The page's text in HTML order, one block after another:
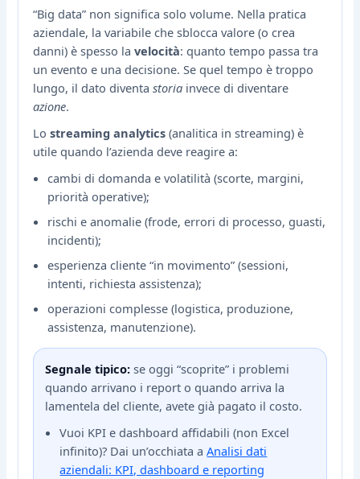
“Big data” non significa solo volume. Nella pratica
aziendale, la variabile che sblocca valore (o crea
danni) è spesso lavelocità: quanto tempo passa tra
un evento e una decisione. Se quel tempo è troppo
lungo, il dato diventastoria invece di diventare
azione.
Lostreaming analytics (analitica in streaming) è
utile quando l’azienda deve reagire a:
cambi di domanda e volatilità (scorte, margini,
priorità operative);
rischi e anomalie (frode, errori di processo, guasti,
incidenti);
esperienza cliente “in movimento” (sessioni,
intenti, richiesta assistenza);
operazioni complesse (logistica, produzione,
assistenza, manutenzione).
Segnale tipico: se oggi “scoprite” i problemi
quando arrivano i report o quando arriva la
lamentela del cliente, avete già pagato il costo.
Vuoi KPI e dashboard affidabili (non Excel
infinito)? Dai un’occhiata aAnalisi dati
aziendali: KPI, dashboard e reporting